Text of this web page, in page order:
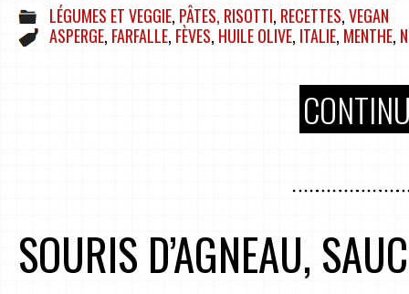
LÉGUMES ET VEGGIE, PÂTES, RISOTTI, RECETTES,VEGAN
ASPERGE, FARFALLE, FÈVES, HUILE OLIVE, ITALIE, MENTHE,
SOURIS D’AGNEAU,